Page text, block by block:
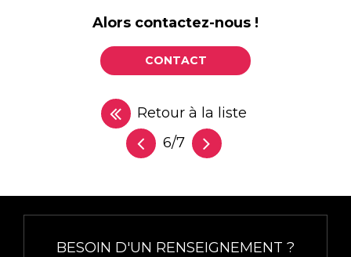
Alors contactez-nous !
CONTACT
Retour à la liste
6/7
BESOIN D'UN RENSEIGNEMENT ?